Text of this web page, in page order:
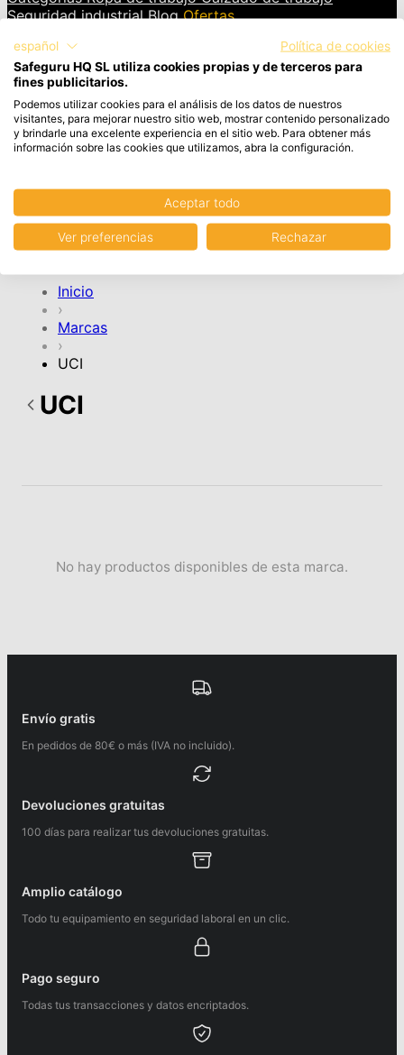
Seguridad industrial Blog Ofertas
INICIAR SESIÓN
Cesta
Artículos en el carrito, Ver carrito
Tu cesta de la compra está vacía.
CONTINUAR COMPRA
Inicio
›
Marcas
›
UCI
UCI
No hay productos disponibles de esta marca.
Envío gratis
En pedidos de 80€ o más (IVA no incluido).
Devoluciones gratuitas
100 días para realizar tus devoluciones gratuitas.
Amplio catálogo
Todo tu equipamiento en seguridad laboral en un clic.
Pago seguro
Todas tus transacciones y datos encriptados.
español
Política de cookies
Safeguru HQ SL utiliza cookies propias y de terceros para
fines publicitarios.
Podemos utilizar cookies para el análisis de los datos de nuestros
visitantes, para mejorar nuestro sitio web, mostrar contenido personalizado
y brindarle una excelente experiencia en el sitio web. Para obtener más
información sobre las cookies que utilizamos, abra la configuración.
Aceptar todo
Ver preferencias Rechazar